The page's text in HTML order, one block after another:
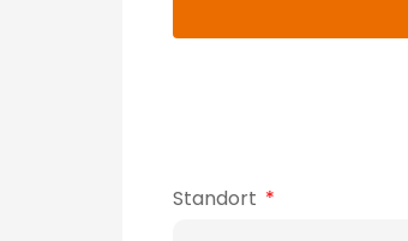
Standort